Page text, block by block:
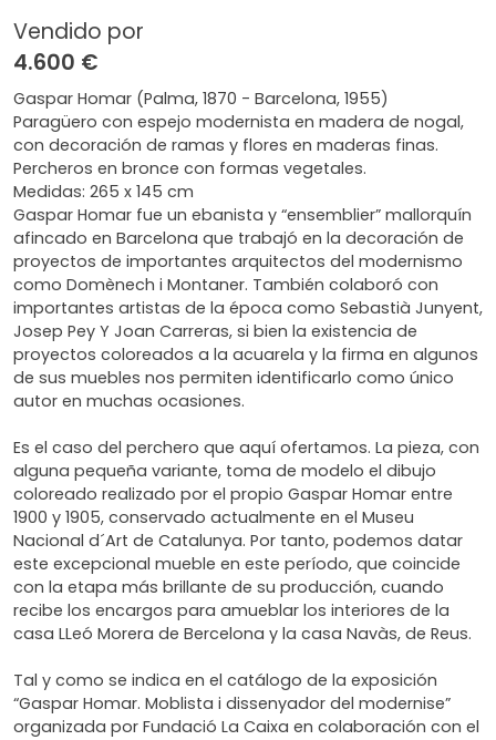
Vendido por
4.600 €
Gaspar Homar (Palma, 1870 - Barcelona, 1955)
Paragüero con espejo modernista en madera de nogal,
con decoración de ramas y flores en maderas finas.
Percheros en bronce con formas vegetales.
Medidas: 265 x 145 cm
Gaspar Homar fue un ebanista y “ensemblier” mallorquín
afincado en Barcelona que trabajó en la decoración de
proyectos de importantes arquitectos del modernismo
como Domènech i Montaner. También colaboró con
importantes artistas de la época como Sebastià Junyent,
Josep Pey Y Joan Carreras, si bien la existencia de
proyectos coloreados a la acuarela y la firma en algunos
de sus muebles nos permiten identificarlo como único
autor en muchas ocasiones.
Es el caso del perchero que aquí ofertamos. La pieza, con
alguna pequeña variante, toma de modelo el dibujo
coloreado realizado por el propio Gaspar Homar entre
1900 y 1905, conservado actualmente en el Museu
Nacional d´Art de Catalunya. Por tanto, podemos datar
este excepcional mueble en este período, que coincide
con la etapa más brillante de su producción, cuando
recibe los encargos para amueblar los interiores de la
casa LLeó Morera de Bercelona y la casa Navàs, de Reus.
Tal y como se indica en el catálogo de la exposición
“Gaspar Homar. Moblista i dissenyador del modernise”
organizada por Fundació La Caixa en colaboración con el